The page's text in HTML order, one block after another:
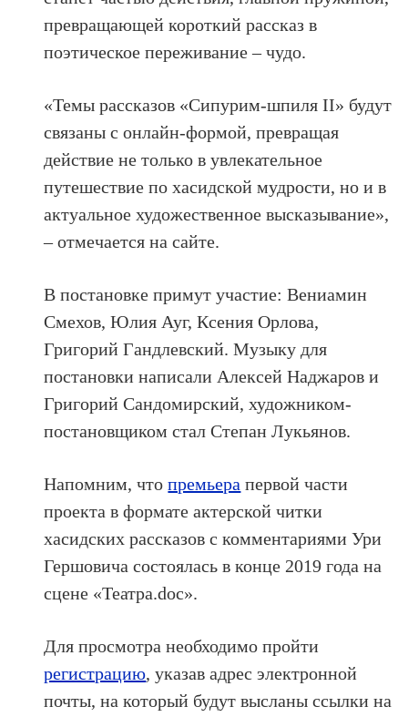
превращающей короткий рассказ в
поэтическое переживание – чудо.
«Темы рассказов «Сипурим-шпиля II» будут
связаны с онлайн-формой, превращая
действие не только в увлекательное
путешествие по хасидской мудрости, но и в
актуальное художественное высказывание»,
– отмечается на сайте.
В постановке примут участие: Вениамин
Смехов, Юлия Ауг, Ксения Орлова,
Григорий Гандлевский. Музыку для
постановки написали Алексей Наджаров и
Григорий Сандомирский, художником-
постановщиком стал Степан Лукьянов.
Напомним, чтопремьера первой части
проекта в формате актерской читки
хасидских рассказов с комментариями Ури
Гершовича состоялась в конце 2019 года на
сцене «Театра.doc».
Для просмотра необходимо пройти
регистрацию, указав адрес электронной
почты, на который будут высланы ссылки на